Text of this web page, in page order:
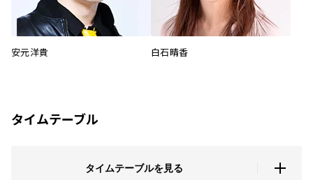
安元洋貴 白石晴香
タイムテーブル
タイムテーブルを見る